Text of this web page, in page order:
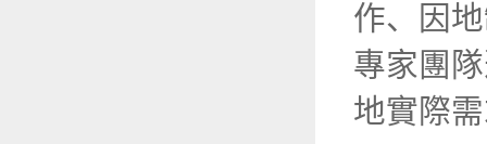
作、因
專家團
地實際